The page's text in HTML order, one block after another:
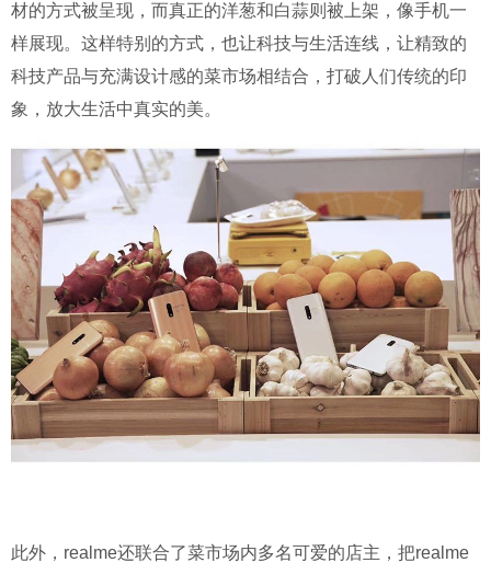
材的方式被呈现，而真正的洋葱和白蒜则被上架，像手机一
样展现。这样特别的方式，也让科技与生活连线，让精致的
科技产品与充满设计感的菜市场相结合，打破人们传统的印
象，放大生活中真实的美。
此外，realme还联合了菜市场内多名可爱的店主，把realme